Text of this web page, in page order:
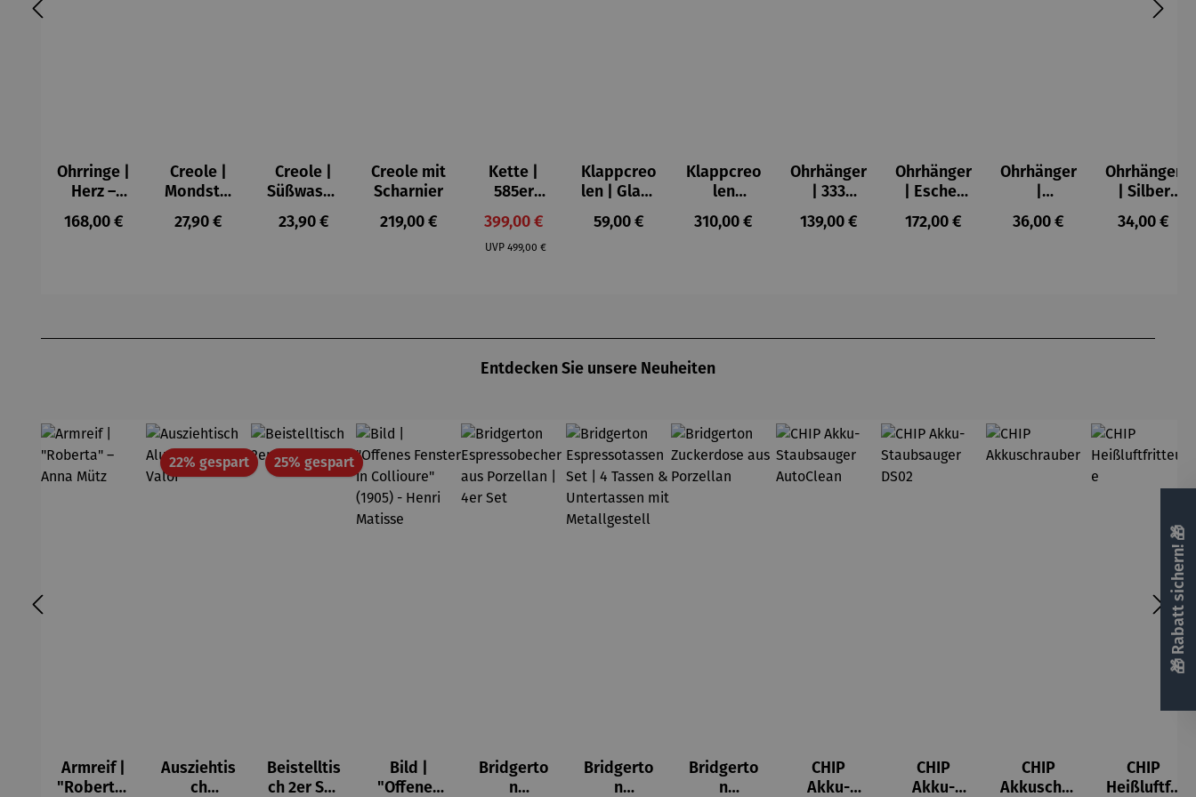
Ohrringe |
Herz –
Juliet
Regulärer Preis:
168,00 €
Creole |
Mondstei
n Perle
Regulärer Preis:
27,90 €
Creole |
Süßwasse
rperle
Regulärer Preis:
23,90 €
Creole mit
Scharnier
Regulärer Preis:
219,00 €
Kette |
585er
Gold
dreifarbig
teilrhodini
Verkaufspreis:
399,00 €
UVP Regulärer Preis:
499,00 €
Klappcreo
len | Glanz
rechtecki
g
Regulärer Preis:
59,00 €
Klappcreo
len
Süßwasse
rperle
Regulärer Preis:
310,00 €
Ohrhänger
| 333
Gelbgold
– Herz
Regulärer Preis:
139,00 €
Ohrhänger
| Escher
Kugel
Regulärer Preis:
172,00 €
Ohrhänger
Rhodinier
t | 03
Regulärer Preis:
36,00 €
Ohrhänger
| Silber
vergoldet
– Anker
Regulärer
34,00 €
Entdecken Sie unsere Neuheiten
Armreif |
"Roberta"
22% gespartRabatt
Ausziehtis
ch
25% gespartRabatt
Beistelltis
ch 2er Set
Bild |
"Offenes
Bridgerto
n
Bridgerto
n
Bridgerto
n
CHIP
Akku-
CHIP
Akku-
CHIP
Akkuschra
CHIP
Heißluftfri
🎁 Rabatt sichern! 🎁